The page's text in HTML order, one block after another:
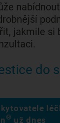
jakmile si
do
® už dnes